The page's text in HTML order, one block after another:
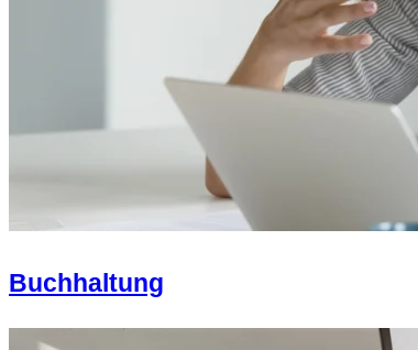
Buchhaltung